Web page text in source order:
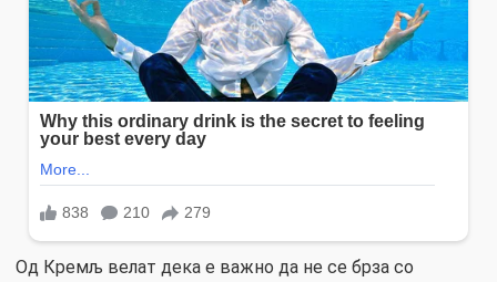
Од Кремљ велат дека е важно да не се брза со